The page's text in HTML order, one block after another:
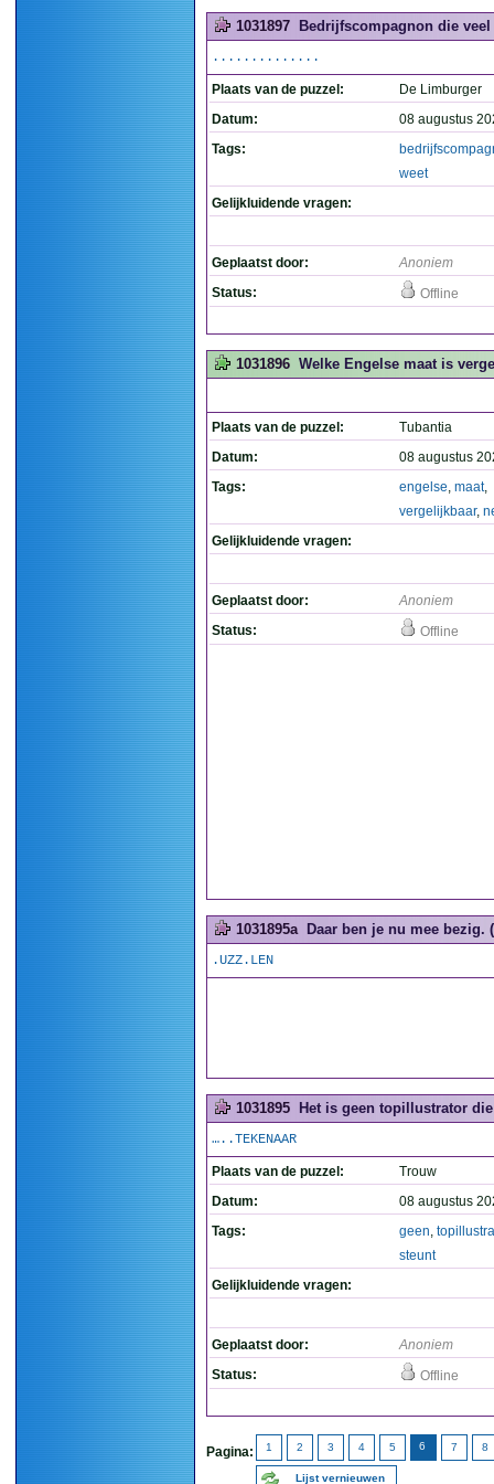
1031897 Bedrijfscompagnon die veel
..............
Plaats van de puzzel:
De Limburger
Datum:
08 augustus
Tags:
weet
Gelijkluidende vragen:
Geplaatst door:
Anoniem
Status:
Offline
1031896 Welke Engelse maat is
Plaats van de puzzel:
Tubantia
Datum:
08 augustus
Tags:
engelse, maat,
vergelijkbaar,
Gelijkluidende vragen:
Geplaatst door:
Anoniem
Status:
Offline
1031895a Daar ben je nu mee bezig.
.UZZ.LEN
1031895 Het is geen topillustrator
…..TEKENAAR
Plaats van de puzzel:
Trouw
Datum:
08 augustus
Tags:
geen,
steunt
Gelijkluidende vragen:
Geplaatst door:
Anoniem
Status:
Offline
Pagina: 1 2 3 4 5 6 7 8
Lijst vernieuwen